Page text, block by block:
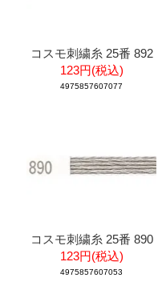
コスモ刺繍糸 25番 892
123円(税込)
4975857607077
コスモ刺繍糸 25番 890
123円(税込)
4975857607053